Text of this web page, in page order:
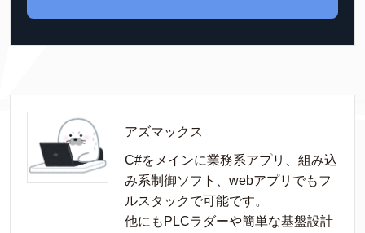
アズマックス
C#をメインに業務系アプリ、組み込
み系制御ソフト、webアプリでもフ
ルスタックで可能です。
他にもPLCラダーや簡単な基盤設計